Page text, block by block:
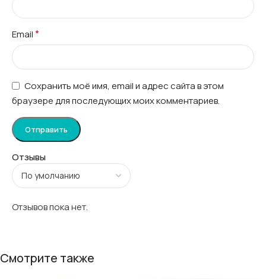
Отзывы
Отзывов пока нет.
Email*
Сохранить моё имя, email и адрес сайта в этом
браузере для последующих моих комментариев.
Смотрите также